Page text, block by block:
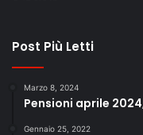
Post Più Letti
Marzo 8, 2024
Pensioni aprile
Gennaio 25, 2022